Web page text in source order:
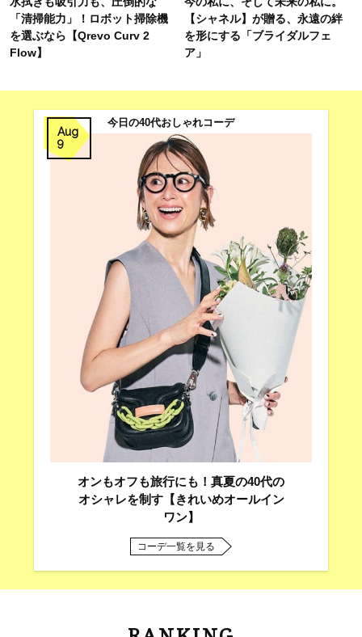
「清掃能力」！ロボット掃除機
を選ぶなら【Qrevo Curv 2
Flow】
【シャネル】が贈る、永遠の絆
を形にする「ブライダルフェ
ア」
Aug
9
今日の40代おしゃれコーデ
オンもオフも旅行にも！真夏の40代の
オシャレを制す【きれいめオールイン
ワン】
コーデ一覧を見る